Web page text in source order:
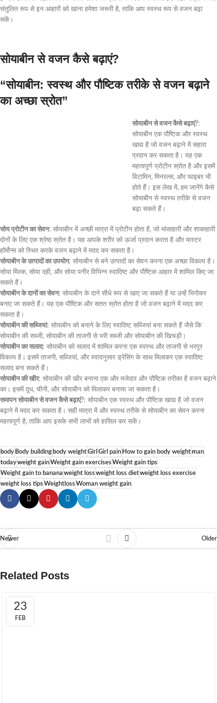
संतुलित रूप से इन आहारों को खाना हमेशा जरूरी है, ताकि आप स्वस्थ रूप से वजन बढ़ा
सकें।
सोयाबीन से वजन कैसे बढ़ाएं?
“सोयाबीन: स्वस्थ और पौष्टिक तरीके से वजन बढ़ाने
का अच्छा स्रोत”
सोयाबीन से वजन कैसे बढ़ाएं?:
सोयाबीन एक पौष्टिक और स्वस्थ
खाद्य है जो वजन बढ़ाने में सहारा
प्रदान कर सकता है। यह एक
महत्वपूर्ण प्रोटीन स्रोत है और इसमें
विटामिन, मिनरल्स, और फाइबर भी
होते हैं। इस लेख में, हम जानेंगे कैसे
सोयाबीन से स्वस्थ तरीके से वजन
बढ़ा सकते हैं।
सोय प्रोटीन का सेवन: सोयाबीन में अच्छी मात्रा में प्रोटीन होता है, जो मांसाहारी और शाकाहारी
दोनों के लिए एक श्रेष्ठ स्रोत है। यह आपके शरीर को ऊर्जा प्रदान करता है और मास्टर
हॉर्मोन्स को स्थिर करके वजन बढ़ाने में मदद कर सकता है।
सोयाबीन के उत्पादों का उपयोग: सोयाबीन से बने उत्पादों का सेवन करना एक अच्छा विकल्प है।
सोया मिल्क, सोया दही, और सोया पनीर विभिन्न स्वादिष्ट और पौष्टिक आहार में शामिल किए जा
सकते हैं।
सोयाबीन के दानों का सेवन: सोयाबीन के दाने सीधे रूप से खाए जा सकते हैं या उन्हें भिगोकर
बनाए जा सकते हैं। यह एक पौष्टिक और सतत स्रोत होता है जो वजन बढ़ाने में मदद कर
सकता है।
सोयाबीन की सब्जियां: सोयाबीन को बनाने के लिए स्वादिष्ट सब्जियां बना सकते हैं जैसे कि
सोयाबीन की सब्जी, सोयाबीन की ताजगी से भरी सब्जी और सोयाबीन की खिचड़ी।
सोयाबीन का सलाद: सोयाबीन को सलाद में शामिल करना एक स्वस्थ और ताजगी से भरपूर
विकल्प है। इसमें ताजगी, सब्जियां, और स्वादनुसार ड्रेसिंग के साथ मिलाकर एक स्वादिष्ट
सलाद बना सकते हैं।
सोयाबीन की खीर: सोयाबीन की खीर बनाना एक और मजेदार और पौष्टिक तरीका है वजन बढ़ाने
का। इसमें दूध, चीनी, और सोयाबीन को मिलाकर बनाया जा सकता है।
समापन सोयाबीन से वजन कैसे बढ़ाएं?: सोयाबीन एक स्वस्थ और पौष्टिक खाद्य है जो वजन
बढ़ाने में मदद कर सकता है। सही मात्रा में और स्वस्थ तरीके से सोयाबीन का सेवन करना
महत्वपूर्ण है, ताकि आप इसके सभी लाभों को हासिल कर सकें।
bodyBody buildingbody weightGirl Girl painHow to gain body weightman
todayweight gainWeight gain exercisesWeight gain tips
Weight gain to banana weight lossweight loss dietweight loss exercise
weight loss tipsWeightlossWoman weight gain
Newer Older
Related Posts
23
FEB